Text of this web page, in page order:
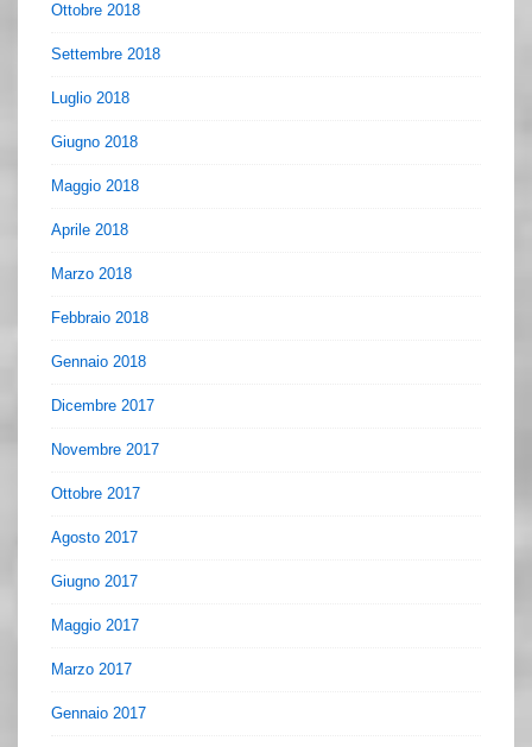
Ottobre 2018
Settembre 2018
Luglio 2018
Giugno 2018
Maggio 2018
Aprile 2018
Marzo 2018
Febbraio 2018
Gennaio 2018
Dicembre 2017
Novembre 2017
Ottobre 2017
Agosto 2017
Giugno 2017
Maggio 2017
Marzo 2017
Gennaio 2017